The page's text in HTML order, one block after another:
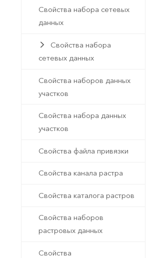
Свойства набора сетевых
данных
Свойства набора
сетевых данных
Свойства наборов данных
участков
Свойства набора данных
участков
Свойства файла привязки
Свойства канала растра
Свойства каталога растров
Свойства наборов
растровых данных
Свойства